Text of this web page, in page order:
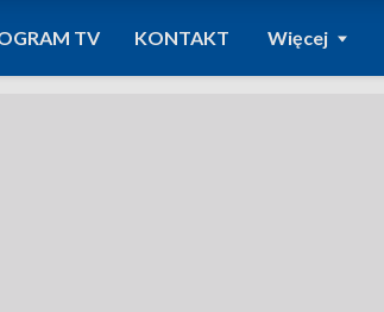
TV KONTAKT Więcej